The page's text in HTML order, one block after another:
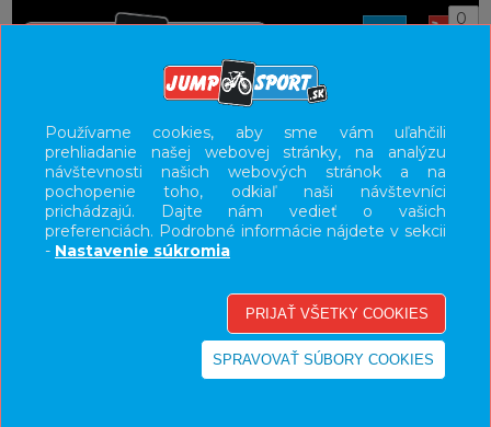
0
UŽÍVATEĽSKÝ PANEL
KATEGÓRIE
HLAVNÉ MENU
Používame cookies, aby sme vám uľahčili
prehliadanie našej webovej stránky, na analýzu
návštevnosti našich webových stránok a na
pochopenie toho, odkiaľ naši návštevníci
prichádzajú. Dajte nám vedieť o vašich
preferenciách. Podrobné informácie nájdete v sekcii
- Nastavenie súkromia